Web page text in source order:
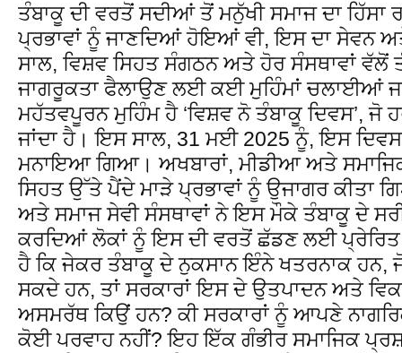
ਤੰਬਾਕੂ ਦੀ ਵਰਤੋਂ ਸਦੀਆਂ ਤੋਂ ਮਨੁੱਖੀ ਸਮਾਜ ਦਾ
ਪ੍ਰਭਾਵਾਂ ਨੂੰ ਜਾਣਦਿਆਂ ਹੋਇਆਂ ਵੀ, ਇਸ ਦਾ ਸੇਵਨ
ਸਾਲ, ਵਿਸ਼ਵ ਸਿਹਤ ਸੰਗਠਨ ਅਤੇ ਹੋਰ ਸੰਸਥਾਵਾਂ ਵੱਲੋਂ
ਜਾਗਰੂਕਤਾ ਫੈਲਾਉਣ ਲਈ ਕਈ ਮੁਹਿੰਮਾਂ ਚਲਾਈਆਂ
ਮਹੱਤਵਪੂਰਨ ਮੁਹਿੰਮ ਹੈ ‘ਵਿਸ਼ਵ ਨੋ ਤੰਬਾਕੂ ਦਿਵਸ’,
ਜਾਂਦਾ ਹੈ। ਇਸ ਸਾਲ, 31 ਮਈ 2025 ਨੂੰ, ਇਸ
ਮਨਾਇਆ ਗਿਆ। ਅਖਬਾਰਾਂ, ਮੀਡੀਆ ਅਤੇ
ਸਿਹਤ ਉੱਤੇ ਪੈਂਦੇ ਮਾੜੇ ਪ੍ਰਭਾਵਾਂ ਨੂੰ ਉਜਾਗਰ ਕੀਤਾ
ਅਤੇ ਸਮਾਜ ਸੇਵੀ ਸੰਸਥਾਵਾਂ ਨੇ ਇਸ ਮੌਕੇ ਤੰਬਾਕੂ ਦੇ
ਕਰਦਿਆਂ ਲੋਕਾਂ ਨੂੰ ਇਸ ਦੀ ਵਰਤੋਂ ਛੱਡਣ ਲਈ
ਹੈ ਕਿ ਜੇਕਰ ਤੰਬਾਕੂ ਦੇ ਨੁਕਸਾਨ ਇੰਨੇ ਖਤਰਨਾਕ ਹਨ,
ਸਕਦੇ ਹਨ, ਤਾਂ ਸਰਕਾਰਾਂ ਇਸ ਦੇ ਉਤਪਾਦਨ ਅਤੇ
ਅਸਮਰੱਥ ਕਿਉਂ ਹਨ? ਕੀ ਸਰਕਾਰਾਂ ਨੂੰ ਆਪਣੇ
ਕੋਈ ਪਰਵਾਹ ਨਹੀਂ? ਇਹ ਇੱਕ ਗੰਭੀਰ ਸਮਾਜਿਕ